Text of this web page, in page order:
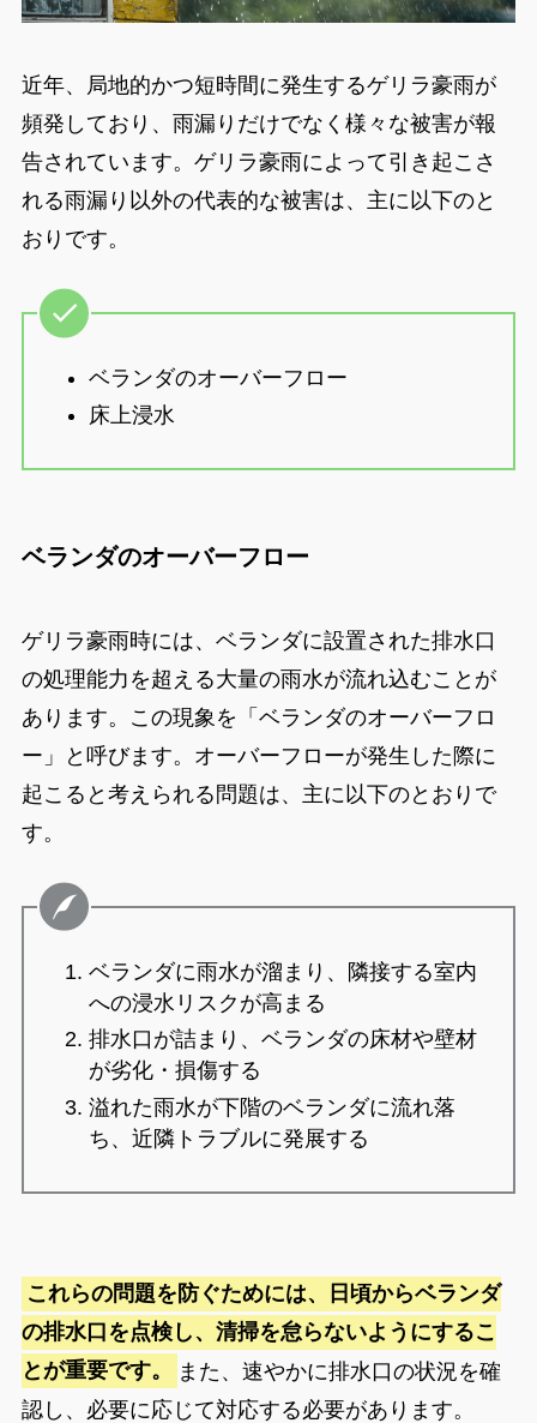
近年、局地的かつ短時間に発生するゲリラ豪雨が
頻発しており、雨漏りだけでなく様々な被害が報
告されています。ゲリラ豪雨によって引き起こさ
れる雨漏り以外の代表的な被害は、主に以下のと
おりです。
ベランダのオーバーフロー
床上浸水
ベランダのオーバーフロー
ゲリラ豪雨時には、ベランダに設置された排水口
の処理能力を超える大量の雨水が流れ込むことが
あります。この現象を「ベランダのオーバーフロ
ー」と呼びます。オーバーフローが発生した際に
起こると考えられる問題は、主に以下のとおりで
す。
ベランダに雨水が溜まり、隣接する室内
への浸水リスクが高まる
排水口が詰まり、ベランダの床材や壁材
が劣化・損傷する
溢れた雨水が下階のベランダに流れ落
ち、近隣トラブルに発展する
これらの問題を防ぐためには、日頃からベランダ
の排水口を点検し、清掃を怠らないようにするこ
とが重要です。
また、速やかに排水口の状況を確
認し、必要に応じて対応する必要があります。